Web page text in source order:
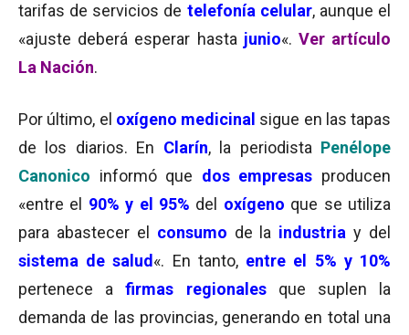
tarifas de servicios de telefonía celular, aunque el
«ajuste deberá esperar hasta junio«. Ver artículo
La Nación.
Por último, el oxígeno medicinal sigue en las tapas
de los diarios. En Clarín, la periodista Penélope
Canonico informó que dos empresas producen
«entre el 90% y el 95% del oxígeno que se utiliza
para abastecer el consumo de la industria y del
sistema de salud «. En tanto, entre el 5% y 10%
pertenece afirmas regionalesque suplen la
demanda de las provincias, generando en total una